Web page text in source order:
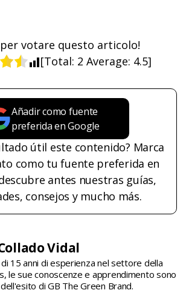
per votare questo articolo!
[Total: 2 Average: 4.5]
Añadir como fuente
preferida en Google
útil este contenido? Marca
como tu fuente preferida en
antes nuestras guías,
consejos y mucho más.
Vidal
di 15 anni di esperienza nel settore della
le sue conoscenze e apprendimento sono
di GB The Green Brand.